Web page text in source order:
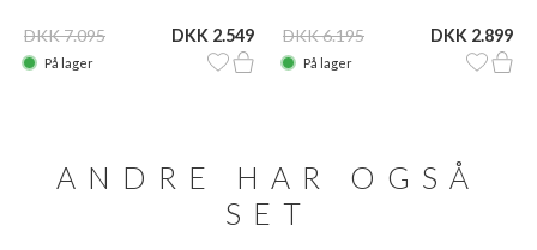
DKK 7.095 DKK 2.549
På lager
DKK 6.195 DKK 2.899
På lager
ANDRE HAR OGSÅ
SET